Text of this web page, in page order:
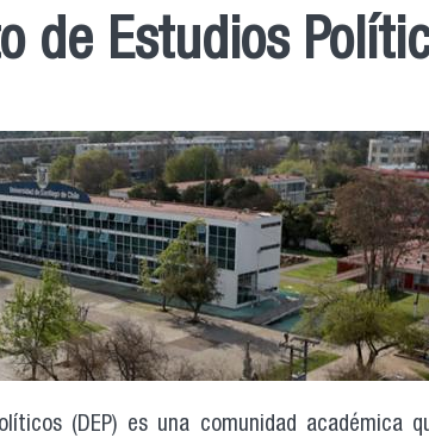
de Estudios
(DEP) es una comunidad académica